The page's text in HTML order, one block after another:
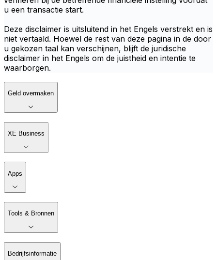
u een transactie start.
Deze disclaimer is uitsluitend in het Engels verstrekt en is
niet vertaald. Hoewel de rest van deze pagina in de door
u gekozen taal kan verschijnen, blijft de juridische
disclaimer in het Engels om de juistheid en intentie te
waarborgen.
Geld overmaken
XE Business
Apps
Tools & Bronnen
Bedrijfsinformatie